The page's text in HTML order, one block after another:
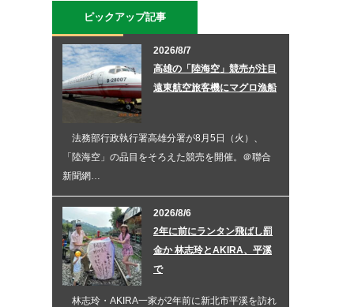
ピックアップ記事
2026/8/7
高雄の「陸海空」競売が注目
遠東航空旅客機にマグロ漁船
法務部行政執行署高雄分署が8月5日（火）、
「陸海空」の品目をそろえた競売を開催。＠聯合
新聞網…
2026/8/6
2年に前にランタン飛ばし罰
金か 林志玲とAKIRA、平溪
で
林志玲・AKIRA一家が2年前に新北市平溪を訪れ